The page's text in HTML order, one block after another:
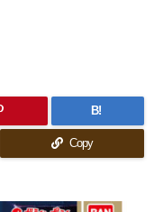
B!
Copy